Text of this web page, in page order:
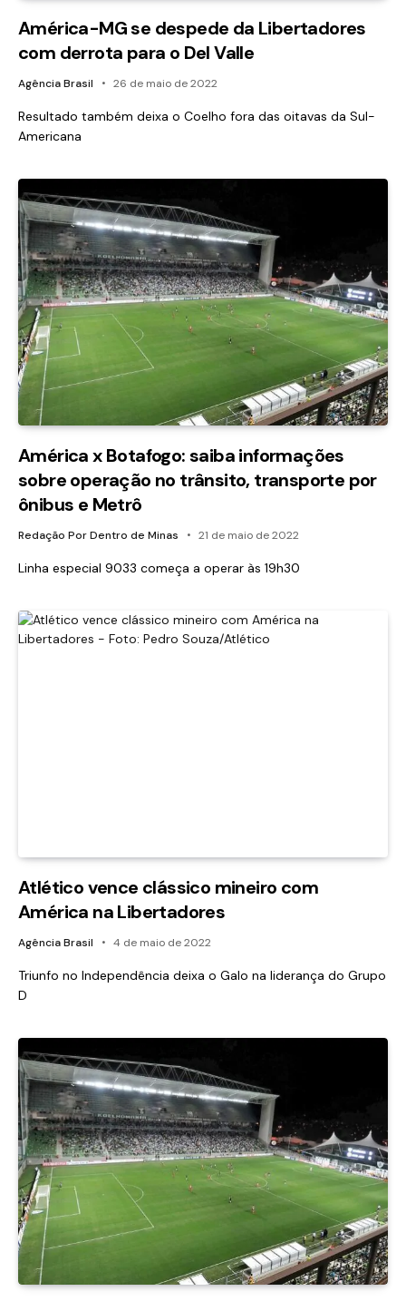
América-MG se despede da Libertadores
com derrota para o Del Valle
Agência Brasil 26 de maio de 2022
Resultado também deixa o Coelho fora das oitavas da Sul-
Americana
América x Botafogo: saiba informações
sobre operação no trânsito, transporte por
ônibus e Metrô
Redação Por Dentro de Minas 21 de maio de 2022
Linha especial 9033 começa a operar às 19h30
Atlético vence clássico mineiro com
América na Libertadores
Agência Brasil 4 de maio de 2022
Triunfo no Independência deixa o Galo na liderança do Grupo
D